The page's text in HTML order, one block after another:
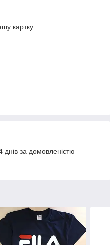
картку
за домовленістю